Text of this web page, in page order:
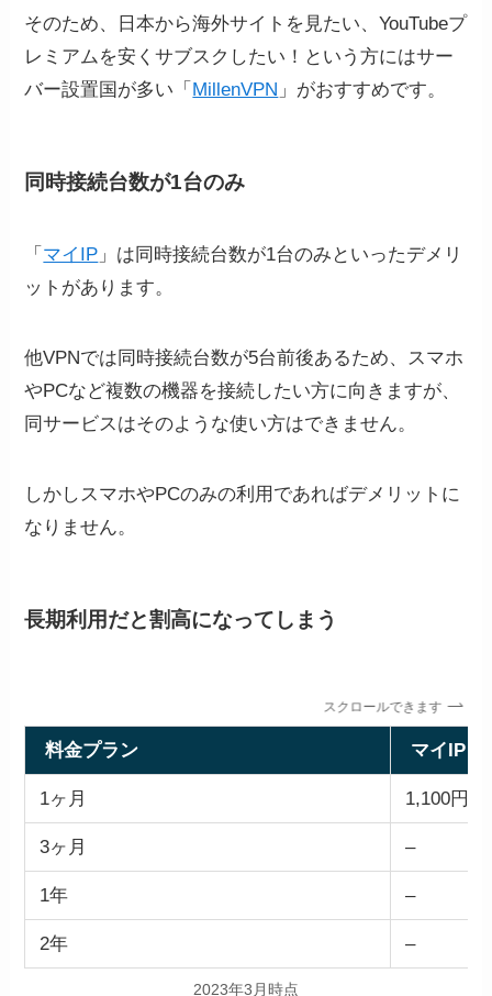
そのため、日本から海外サイトを見たい、YouTubeプ
レミアムを安くサブスクしたい！という方にはサー
バー設置国が多い「 MillenVPN 」がおすすめです。
同時接続台数が1台のみ
「 マイIP 」は同時接続台数が1台のみといったデメリ
ットがあります。
他VPNでは同時接続台数が5台前後あるため、スマホ
やPCなど複数の機器を接続したい方に向きますが、
同サービスはそのような使い方はできません。
しかしスマホやPCのみの利用であればデメリットに
なりません。
長期利用だと割高になってしまう
スクロールできます
料金プラン マイIP
1ヶ月 1,100円
3ヶ月 –
1年 –
2年 –
2023年3月時点